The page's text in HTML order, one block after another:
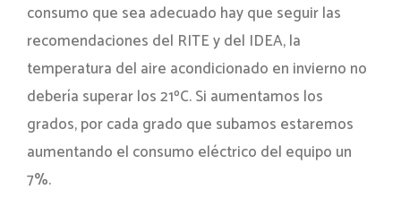
consumo que sea adecuado hay que seguir las
recomendaciones del RITE y del IDEA, la
temperatura del aire acondicionado en invierno no
debería superar los 21ºC. Si aumentamos los
grados, por cada grado que subamos estaremos
aumentando el consumo eléctrico del equipo un
7%.